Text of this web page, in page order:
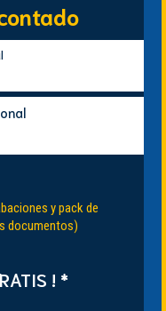
y pack de
documentos)
! *